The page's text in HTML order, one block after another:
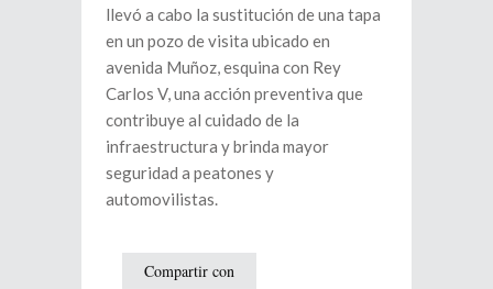
llevó a cabo la sustitución de una tapa
en un pozo de visita ubicado en
avenida Muñoz, esquina con Rey
Carlos V, una acción preventiva que
contribuye al cuidado de la
infraestructura y brinda mayor
seguridad a peatones y
automovilistas.
Compartir con